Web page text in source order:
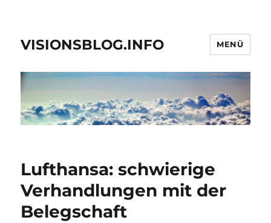
VISIONSBLOG.INFO MENÜ
Lufthansa: schwierige
Verhandlungen mit der
Belegschaft